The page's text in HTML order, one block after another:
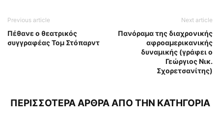
Previous article
Πέθανε ο θεατρικός
συγγραφέας Τομ Στόπαρντ
Next article
Πανόραμα της διαχρονικής
αφροαμερικανικής
δυναμικής (γράφει ο
Γεώργιος Νικ.
Σχορετσανίτης)
ΠΕΡΙΣΣΟΤΕΡΑ ΑΡΘΡΑ ΑΠΟ ΤΗΝ ΚΑΤΗΓΟΡΙΑ